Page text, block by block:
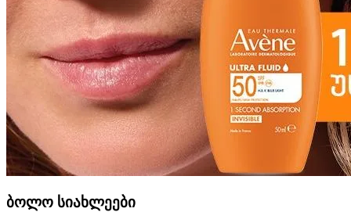
ბოლო სიახლეები